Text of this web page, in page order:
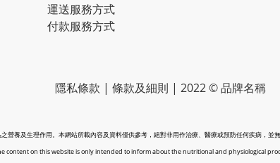
運送服務方式
付款服務方式
隱私條款 | 條款及細則 | 2022 © 品牌名稱
營養及生理作用。本網站所載內容及資料僅供參考，絕對非用作治療、醫療或預防任何疾病，並
content on this website is only intended to inform about the nutritional and physiological